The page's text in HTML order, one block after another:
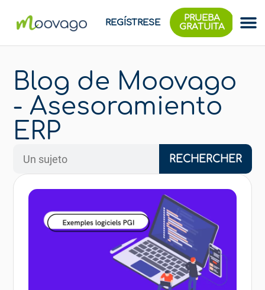
REGÍSTRESE
PRUEBA
GRATUITA
Blog de Moovago
- Asesoramiento
ERP
RECHERCHER